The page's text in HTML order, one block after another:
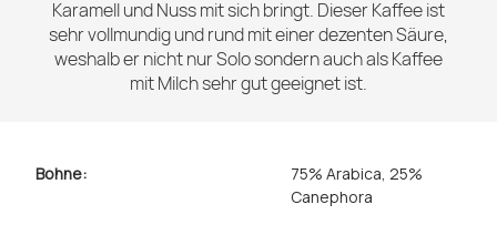
Karamell und Nuss mit sich bringt. Dieser Kaffee ist
sehr vollmundig und rund mit einer dezenten Säure,
weshalb er nicht nur Solo sondern auch als Kaffee
mit Milch sehr gut geeignet ist.
Bohne:
75% Arabica, 25%
Canephora